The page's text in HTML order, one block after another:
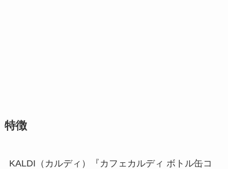
特徴
KALDI（カルディ）『カフェカルディ ボトル缶コ